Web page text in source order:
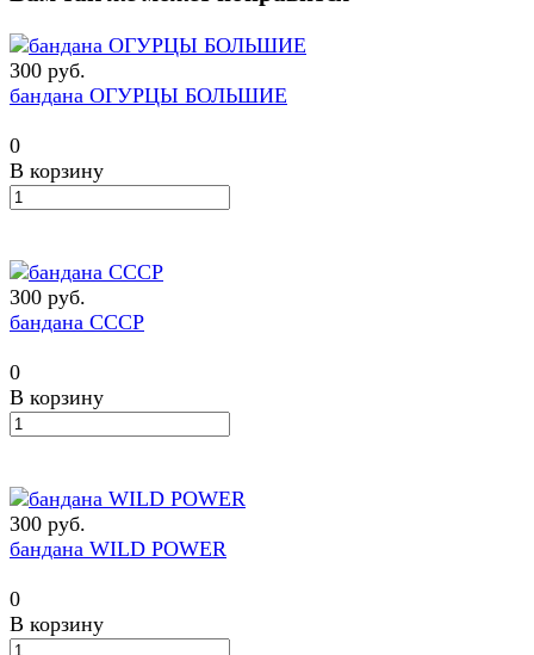
300 руб.
бандана ОГУРЦЫ БОЛЬШИЕ
0
В корзину
300 руб.
бандана СССР
0
В корзину
300 руб.
бандана WILD POWER
0
В корзину